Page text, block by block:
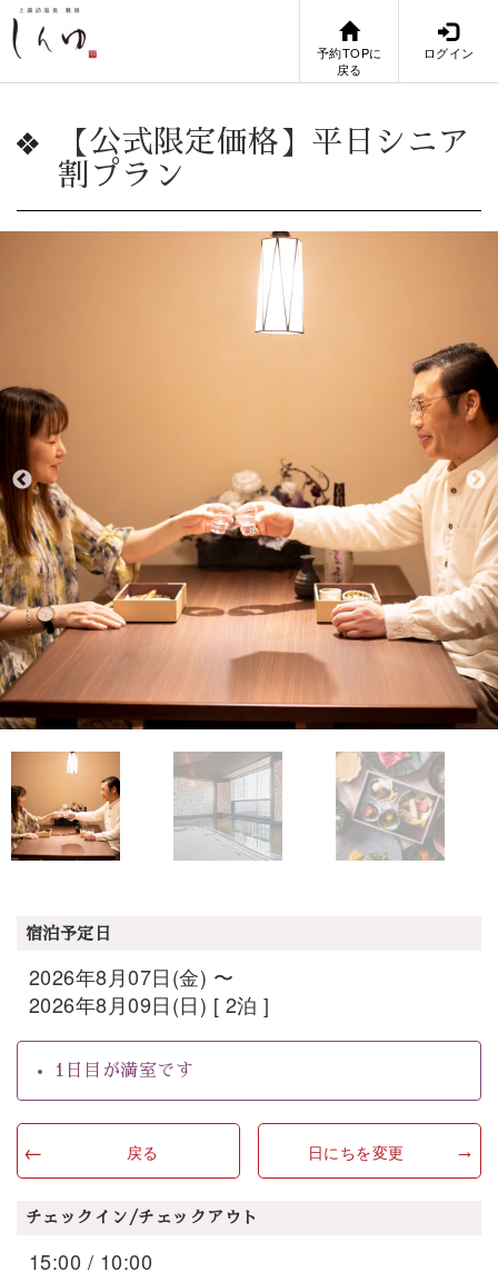
予約TOPに
戻る
ログイン
【公式限定価格】平日シニア
割プラン
宿泊予定日
2026年8月07日(金) 〜
2026年8月09日(日) [ 2泊 ]
1日目が満室です
戻る 日にちを変更
チェックイン/チェックアウト
15:00 / 10:00